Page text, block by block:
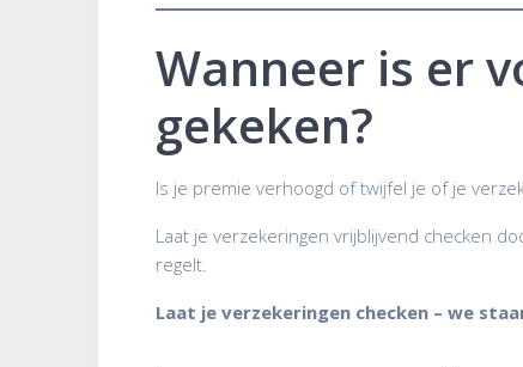
Wanneer is er
gekeken?
Is je premie verhoogd of twijfel je of je
Laat je verzekeringen vrijblijvend checken
regelt.
Laat je verzekeringen checken – we